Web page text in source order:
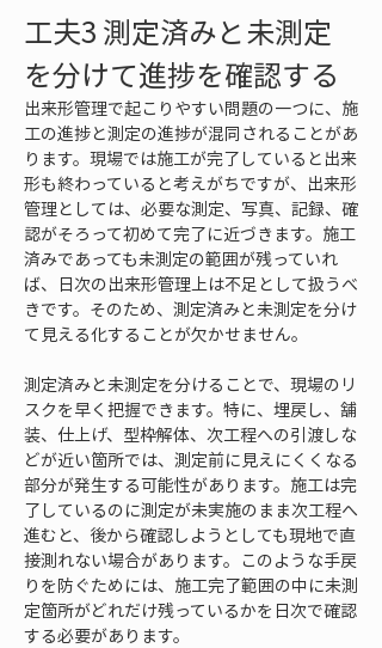
工夫3 測定済みと未測定
を分けて進捗を確認する
出来形管理で起こりやすい問題の一つに、施
工の進捗と測定の進捗が混同されることがあ
ります。現場では施工が完了していると出来
形も終わっていると考えがちですが、出来形
管理としては、必要な測定、写真、記録、確
認がそろって初めて完了に近づきます。施工
済みであっても未測定の範囲が残っていれ
ば、日次の出来形管理上は不足として扱うべ
きです。そのため、測定済みと未測定を分け
て見える化することが欠かせません。
測定済みと未測定を分けることで、現場のリ
スクを早く把握できます。特に、埋戻し、舗
装、仕上げ、型枠解体、次工程への引渡しな
どが近い箇所では、測定前に見えにくくなる
部分が発生する可能性があります。施工は完
了しているのに測定が未実施のまま次工程へ
進むと、後から確認しようとしても現地で直
接測れない場合があります。このような手戻
りを防ぐためには、施工完了範囲の中に未測
定箇所がどれだけ残っているかを日次で確認
する必要があります。